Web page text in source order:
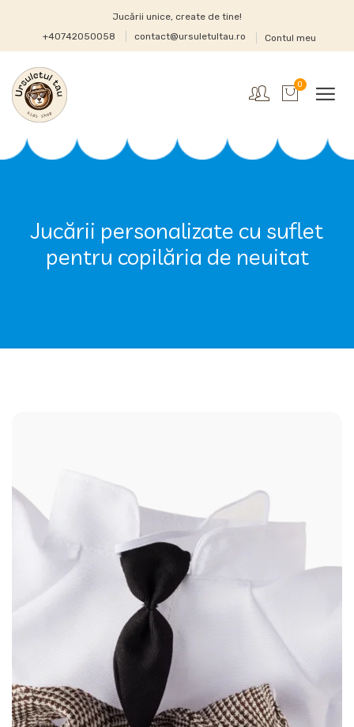
Jucării unice, create de tine!
+40742050058
contact@ursuletultau.ro Contul meu
0
Jucării personalizate cu suflet
pentru copilăria de neuitat